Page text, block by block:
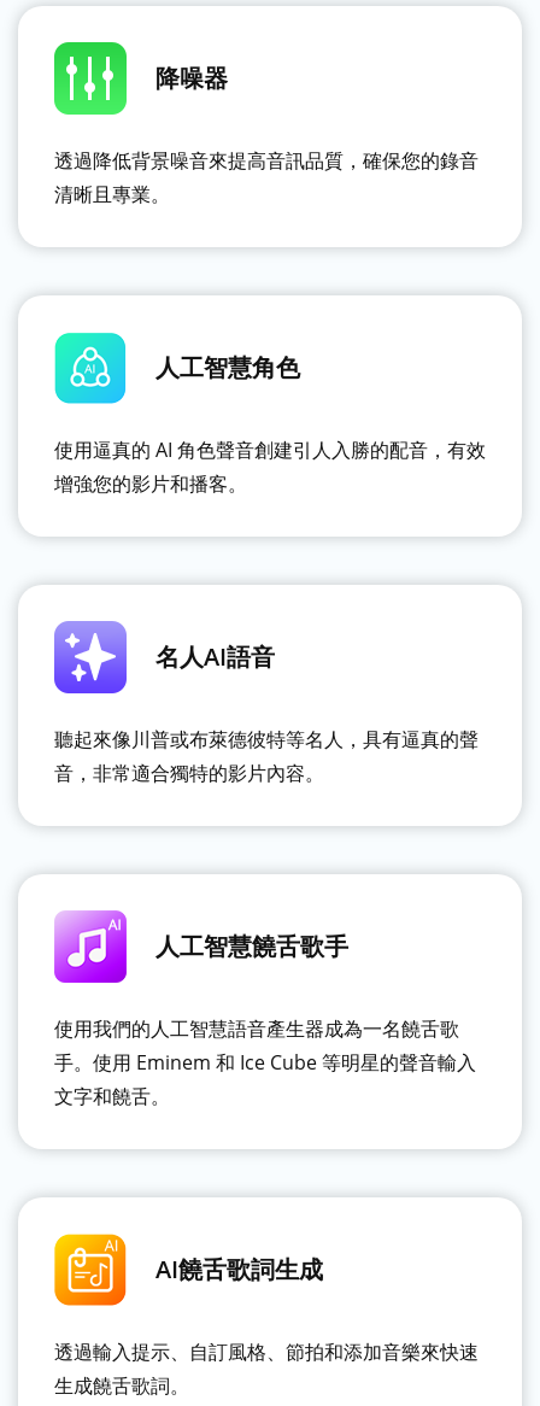
降噪器
透過降低背景噪音來提高音訊品質，確保您的錄音
清晰且專業。
人工智慧角色
使用逼真的 AI 角色聲音創建引人入勝的配音，有效
增強您的影片和播客。
名人AI語音
聽起來像川普或布萊德彼特等名人，具有逼真的聲
音，非常適合獨特的影片內容。
人工智慧饒舌歌手
使用我們的人工智慧語音產生器成為一名饒舌歌
手。使用 Eminem 和 Ice Cube 等明星的聲音輸入
文字和饒舌。
AI饒舌歌詞生成
透過輸入提示、自訂風格、節拍和添加音樂來快速
生成饒舌歌詞。